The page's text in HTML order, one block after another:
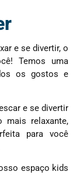
e se divertir, o
Temos uma
os gostos e
e se divertir
relaxante,
para você
espaço kids